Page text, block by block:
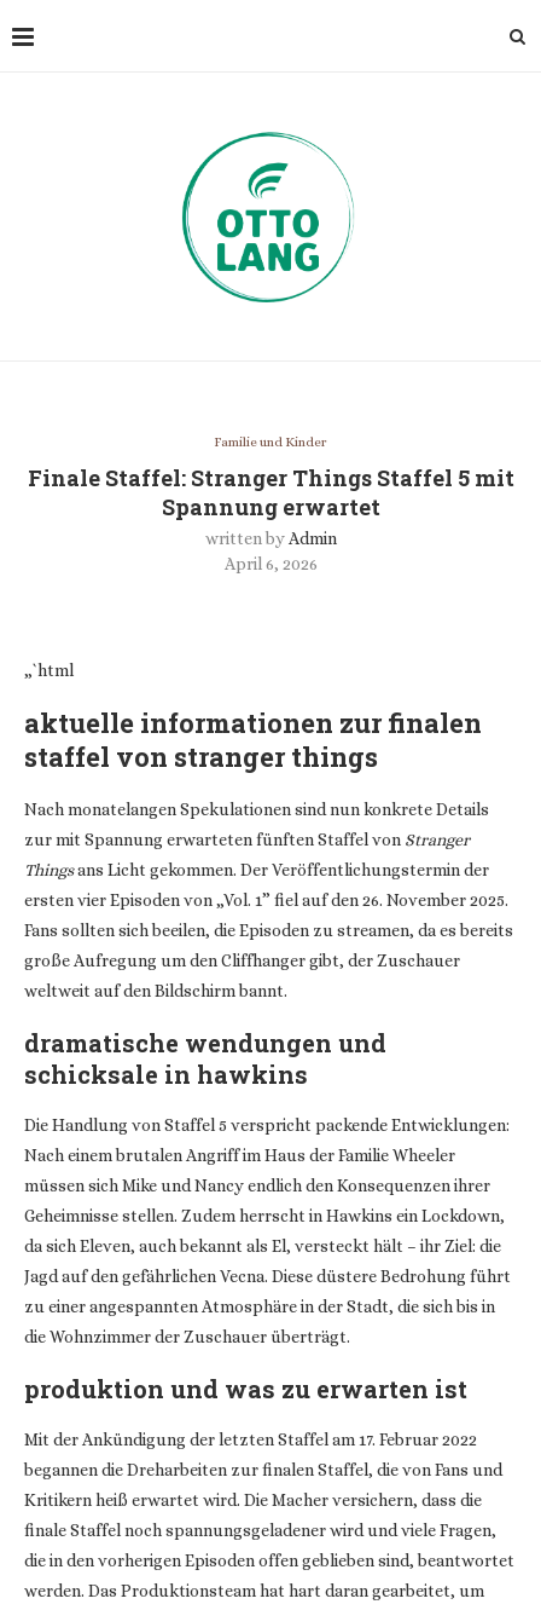
Familie und Kinder
Finale Staffel: Stranger Things Staffel 5 mit
Spannung erwartet
written by Admin
April 6, 2026
„`html
aktuelle informationen zur finalen
staffel von stranger things
Nach monatelangen Spekulationen sind nun konkrete Details
zur mit Spannung erwarteten fünften Staffel von Stranger
Thingsans Licht gekommen. Der Veröffentlichungstermin der
ersten vier Episoden von „Vol. 1” fiel auf den 26. November 2025.
Fans sollten sich beeilen, die Episoden zu streamen, da es bereits
große Aufregung um den Cliffhanger gibt, der Zuschauer
weltweit auf den Bildschirm bannt.
dramatische wendungen und
schicksale in hawkins
Die Handlung von Staffel 5 verspricht packende Entwicklungen:
Nach einem brutalen Angriff im Haus der Familie Wheeler
müssen sich Mike und Nancy endlich den Konsequenzen ihrer
Geheimnisse stellen. Zudem herrscht in Hawkins ein Lockdown,
da sich Eleven, auch bekannt als El, versteckt hält – ihr Ziel: die
Jagd auf den gefährlichen Vecna. Diese düstere Bedrohung führt
zu einer angespannten Atmosphäre in der Stadt, die sich bis in
die Wohnzimmer der Zuschauer überträgt.
produktion und was zu erwarten ist
Mit der Ankündigung der letzten Staffel am 17. Februar 2022
begannen die Dreharbeiten zur finalen Staffel, die von Fans und
Kritikern heiß erwartet wird. Die Macher versichern, dass die
finale Staffel noch spannungsgeladener wird und viele Fragen,
die in den vorherigen Episoden offen geblieben sind, beantwortet
werden. Das Produktionsteam hat hart daran gearbeitet, um